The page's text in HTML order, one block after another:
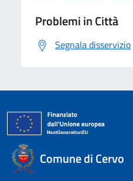
Problemi in Città
Segnala disservizio
Comune di Cervo